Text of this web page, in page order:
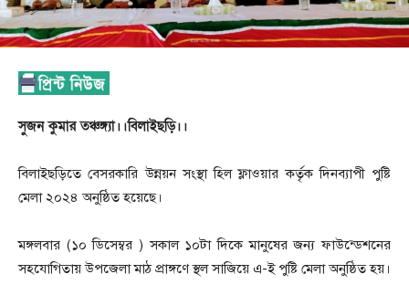
সুজন কুমার তঞ্চঙ্গ্যা।।বিলাইছড়ি।।
বিলাইছড়িতে বেসরকারি উন্নয়ন সংস্থা হিল ফ্লাওয়ার কর্তৃক দিনব্যাপী পুষ্টি
মেলা ২০২৪ অনুষ্ঠিত হয়েছে।
মঙ্গলবার (১০ ডিসেম্বর ) সকাল ১০টা দিকে মানুষের জন্য ফাউন্ডেশনের
সহযোগিতায় উপজেলা মাঠ প্রাঙ্গণে স্থল সাজিয়ে এ-ই পুষ্টি মেলা অনুষ্ঠিত হয়।